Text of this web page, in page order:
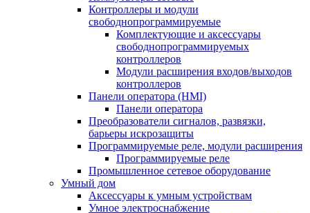
Контроллеры и модули
свободнопрограммируемые
Комплектующие и аксессуары
свободнопрограммируемых
контроллеров
Модули расширения входов/выходов
контроллеров
Панели оператора (HMI)
Панели оператора
Преобразователи сигналов, развязки,
барьеры искрозащиты
Программируемые реле, модули расширения
Программируемые реле
Промышленное сетевое оборудование
Умный дом
Аксессуары к умным устройствам
Умное электроснабжение